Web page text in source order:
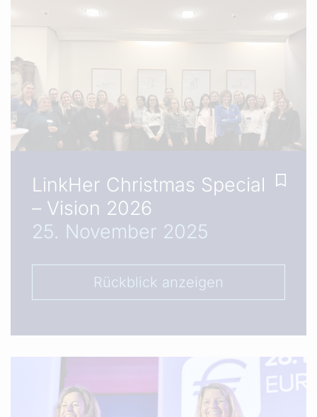
LinkHer Christmas Special
– Vision 2026
25. November 2025
Rückblick anzeigen